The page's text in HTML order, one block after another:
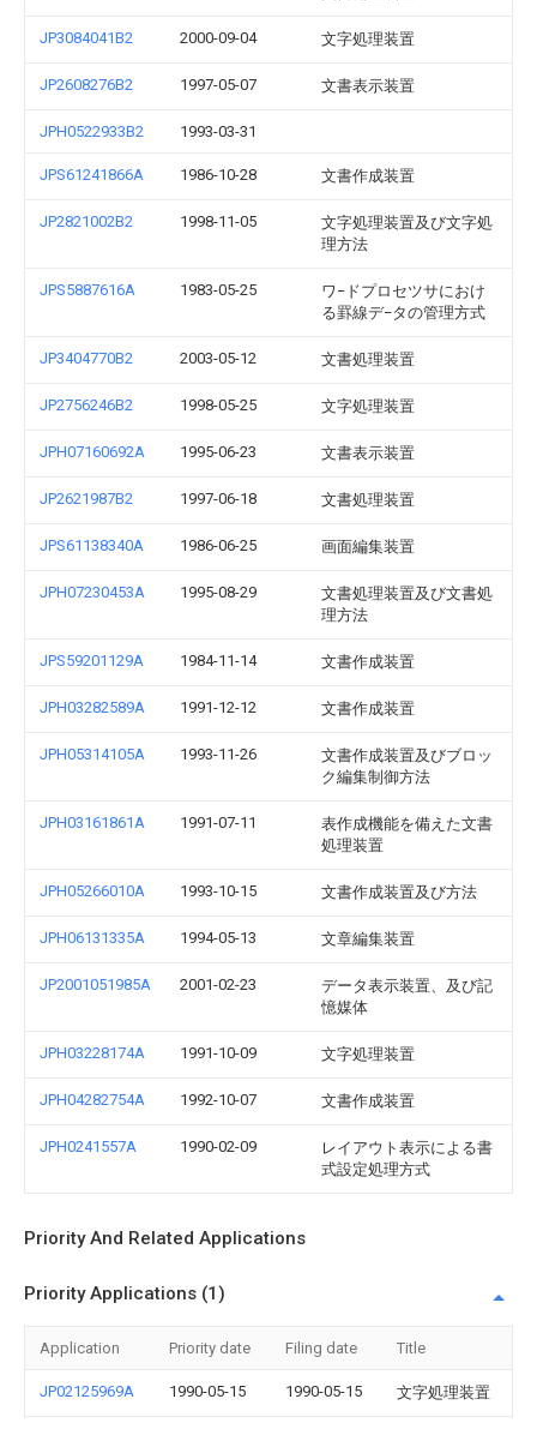
JP3084041B2 2000-09-04 文字処理装置
JP2608276B2 1997-05-07 文書表示装置
JPH0522933B2 1993-03-31
JPS61241866A 1986-10-28 文書作成装置
JP2821002B2 1998-11-05
文字処理装置及び文字処
理方法
JPS5887616A 1983-05-25
ワ−ドプロセツサにおけ
る罫線デ−タの管理方式
JP3404770B2 2003-05-12 文書処理装置
JP2756246B2 1998-05-25 文字処理装置
JPH07160692A 1995-06-23 文書表示装置
JP2621987B2 1997-06-18 文書処理装置
JPS61138340A 1986-06-25 画面編集装置
JPH07230453A 1995-08-29
文書処理装置及び文書処
理方法
JPS59201129A 1984-11-14 文書作成装置
JPH03282589A 1991-12-12 文書作成装置
JPH05314105A 1993-11-26
文書作成装置及びブロッ
ク編集制御方法
JPH03161861A 1991-07-11
表作成機能を備えた文書
処理装置
JPH05266010A 1993-10-15 文書作成装置及び方法
JPH06131335A 1994-05-13 文章編集装置
JP2001051985A 2001-02-23
データ表示装置、及び記
憶媒体
JPH03228174A 1991-10-09 文字処理装置
JPH04282754A 1992-10-07 文書作成装置
JPH0241557A 1990-02-09
レイアウト表示による書
式設定処理方式
Priority And Related Applications
Priority Applications (1)
Application Priority date Filing date Title
JP02125969A 1990-05-15 1990-05-15 文字処理装置